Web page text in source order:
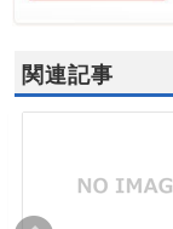
関連記事